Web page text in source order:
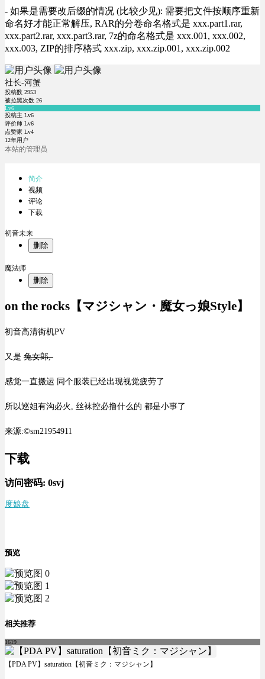
- 如果是需要改后缀的情况 (比较少见): 需要把文件按顺序重新
命名好才能正常解压, RAR的分卷命名格式是 xxx.part1.rar,
xxx.part2.rar, xxx.part3.rar, 7z的命名格式是 xxx.001, xxx.002,
xxx.003, ZIP的排序格式 xxx.zip, xxx.zip.001, xxx.zip.002
社长-河蟹
投稿数 2953
被拉黑次数 26
Lv6
投稿主 Lv6
评价师 Lv6
点赞家 Lv4
12年用户
本站的管理员
简介
视频
评论
下载
初音未来
删除
魔法师
删除
on the rocks【マジシャン・魔女っ娘Style】
初音高清街机PV
又是 兔女郎,
感觉一直搬运 同个服装已经出现视觉疲劳了
所以巡姐有沟必火, 丝袜控必撸什么的 都是小事了
来源:©sm21954911
下载
访问密码: 0svj
度娘盘
预览
相关推荐
1619
【PDA PV】saturation【初音ミク：マジシャン】